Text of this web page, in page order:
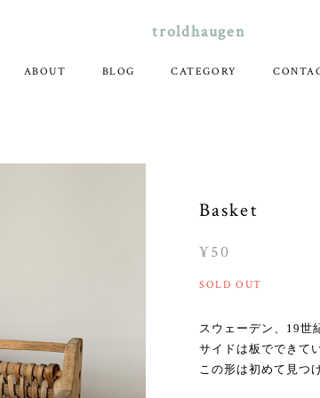
troldhaugen
ABOUT BLOG CATEGORY
Basket
¥50
SOLD OUT
スウェーデン、19世
サイドは板でできて
この形は初めて見つ